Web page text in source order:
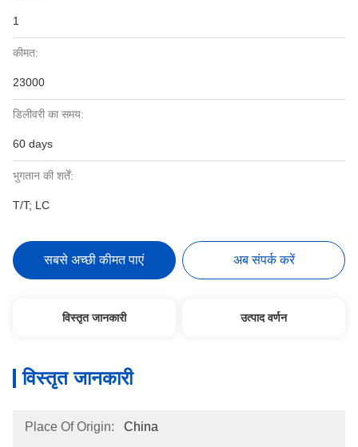
1
कीमत:
23000
डिलीवरी का समय:
60 days
भुगतान की शर्तें:
T/T; LC
सबसे अच्छी कीमत पाएं अब संपर्क करें
विस्तृत जानकारी उत्पाद वर्णन
विस्तृत जानकारी
Place Of Origin: China